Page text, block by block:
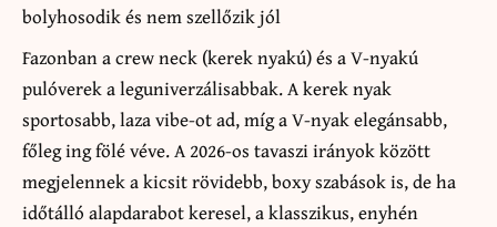
bolyhosodik és nem szellőzik jól
Fazonban a crew neck (kerek nyakú) és a V-nyakú
pulóverek a leguniverzálisabbak. A kerek nyak
sportosabb, laza vibe-ot ad, míg a V-nyak elegánsabb,
főleg ing fölé véve. A 2026-os tavaszi irányok között
megjelennek a kicsit rövidebb, boxy szabások is, de ha
időtálló alapdarabot keresel, a klasszikus, enyhén